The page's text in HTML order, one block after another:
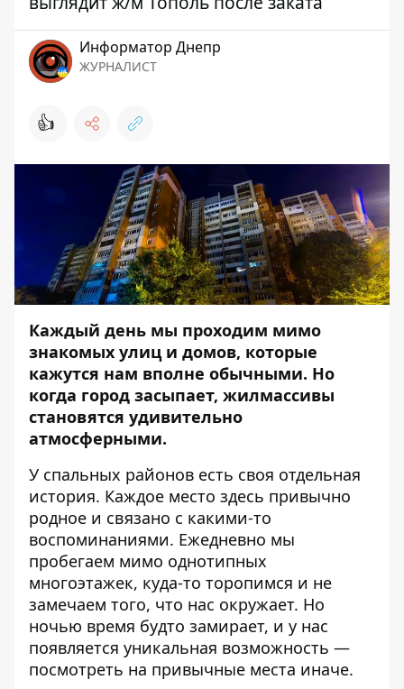
Информатор Днепр
ЖУРНАЛИСТ
👍
Каждый день мы проходим мимо
знакомых улиц и домов, которые
кажутся нам вполне обычными. Но
когда город засыпает, жилмассивы
становятся удивительно
атмосферными.
У спальных районов есть своя отдельная
история. Каждое место здесь привычно
родное и связано с какими-то
воспоминаниями. Ежедневно мы
пробегаем мимо однотипных
многоэтажек, куда-то торопимся и не
замечаем того, что нас окружает. Но
ночью время будто замирает, и у нас
появляется уникальная возможность —
посмотреть на привычные места иначе.